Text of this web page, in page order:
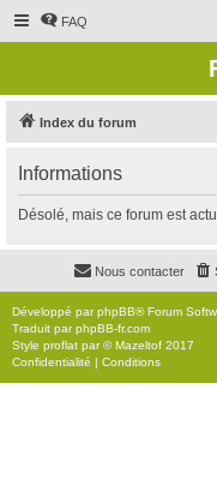
FAQ
Index du forum
Informations
Désolé, mais ce forum est
Nous contacter
Développé parphpBB® Forum
Traduit parphpBB-fr.com
Style proflat par ©Mazeltof 2017
Confidentialité | Conditions